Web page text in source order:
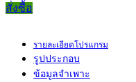
สั่งซื้อ
รายละเอียดโปรแกรม
รูปประกอบ
ข้อมูลจำเพาะ